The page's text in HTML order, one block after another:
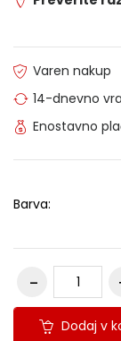
Varen nakup
14-dnevno
Enostavno
Barva:
Dodaj v